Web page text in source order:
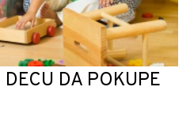
DA POKUPE